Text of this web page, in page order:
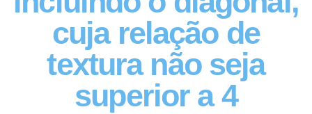
cuja relação de
textura não seja
superior a 4